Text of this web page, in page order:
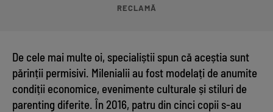
RECLAMĂ
De cele mai multe oi, specialiștii spun că aceștia sunt
părinții permisivi. Milenialii au fost modelați de anumite
condiții economice, evenimente culturale și stiluri de
parenting diferite. În 2016, patru din cinci copii s-au